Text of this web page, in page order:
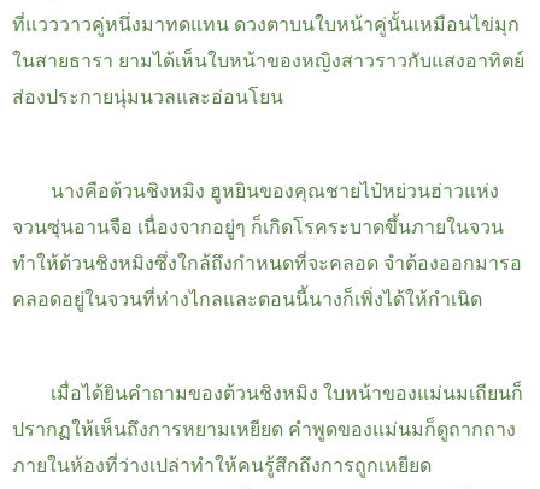
ที่แวววาวคู่หนึ่งมาทดแทน ดวงตาบนใบหน้าคู่นั้นเหมือนไข่มุก
ในสายธารา ยามได้เห็นใบหน้าของหญิงสาวราวกับแสงอาทิตย์
ส่องประกายนุ่มนวลและอ่อนโยน
นางคือต้วนชิงหมิง ฮูหยินของคุณชายไป๋หย่วนฮ่าวแห่ง
จวนซุ่นอานจือ เนื่องจากอยู่ๆ ก็เกิดโรคระบาดขึ้นภายในจวน
ทำให้ต้วนชิงหมิงซึ่งใกล้ถึงกำหนดที่จะคลอด จำต้องออกมารอ
คลอดอยู่ในจวนที่ห่างไกลและตอนนี้นางก็เพิ่งได้ให้กำเนิด
เมื่อได้ยินคำถามของต้วนชิงหมิง ใบหน้าของแม่นมเถียนก็
ปรากฏให้เห็นถึงการหยามเหยียด คำพูดของแม่นมก็ดูถากถาง
ภายในห้องที่ว่างเปล่าทำให้คนรู้สึกถึงการถูกเหยียด